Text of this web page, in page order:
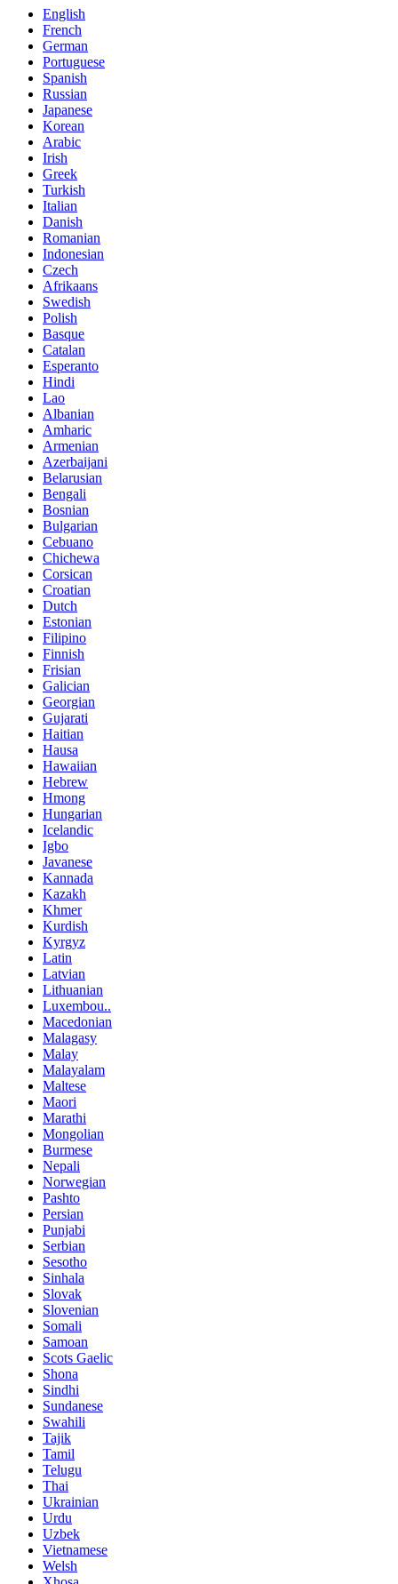
English
French
German
Portuguese
Spanish
Russian
Japanese
Korean
Arabic
Irish
Greek
Turkish
Italian
Danish
Romanian
Indonesian
Czech
Afrikaans
Swedish
Polish
Basque
Catalan
Esperanto
Hindi
Lao
Albanian
Amharic
Armenian
Azerbaijani
Belarusian
Bengali
Bosnian
Bulgarian
Cebuano
Chichewa
Corsican
Croatian
Dutch
Estonian
Filipino
Finnish
Frisian
Galician
Georgian
Gujarati
Haitian
Hausa
Hawaiian
Hebrew
Hmong
Hungarian
Icelandic
Igbo
Javanese
Kannada
Kazakh
Khmer
Kurdish
Kyrgyz
Latin
Latvian
Lithuanian
Luxembou..
Macedonian
Malagasy
Malay
Malayalam
Maltese
Maori
Marathi
Mongolian
Burmese
Nepali
Norwegian
Pashto
Persian
Punjabi
Serbian
Sesotho
Sinhala
Slovak
Slovenian
Somali
Samoan
Scots Gaelic
Shona
Sindhi
Sundanese
Swahili
Tajik
Tamil
Telugu
Thai
Ukrainian
Urdu
Uzbek
Vietnamese
Welsh